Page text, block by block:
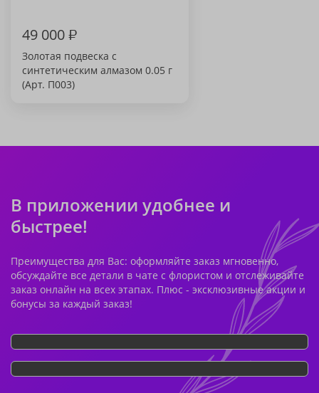
49 000₽
Золотая подвеска с
синтетическим алмазом 0.05 г
(Арт. П003)
В приложении удобнее и
быстрее!
Преимущества для Вас: оформляйте заказ мгновенно,
обсуждайте все детали в чате с флористом и отслеживайте
заказ онлайн на всех этапах. Плюс - эксклюзивные акции и
бонусы за каждый заказ!